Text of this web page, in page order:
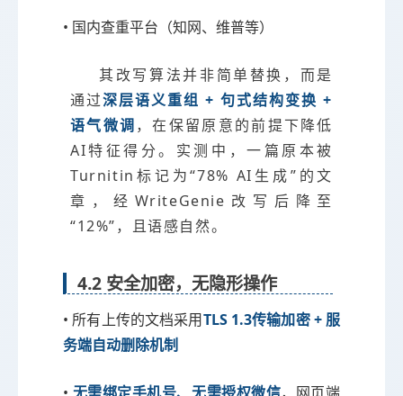
• 国内查重平台（知网、维普等）
其改写算法并非简单替换，而是
通过深层语义重组 + 句式结构变换 +
语气微调，在保留原意的前提下降低
AI特征得分。实测中，一篇原本被
Turnitin标记为“78% AI生成”的文
章，经WriteGenie改写后降至
“12%”，且语感自然。
4.2 安全加密，无隐形操作
• 所有上传的文档采用TLS 1.3传输加密 + 服
务端自动删除机制